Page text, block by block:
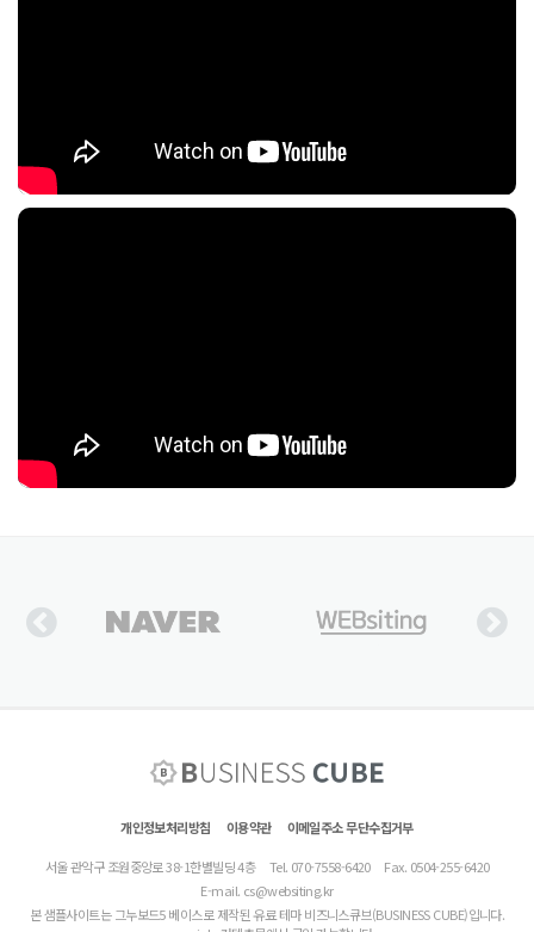
개인정보처리방침 이용약관 이메일주소 무단수집거부
서울 관악구 조원중앙로 38-1한별빌딩 4층 Tel. 070-7558-6420
Fax. 0504-255-6420
E-mail. cs@websiting.kr
본 샘플사이트는 그누보드5 베이스로 제작된 유료 테마 비즈니스큐브(BUSINESS CUBE)입니다.